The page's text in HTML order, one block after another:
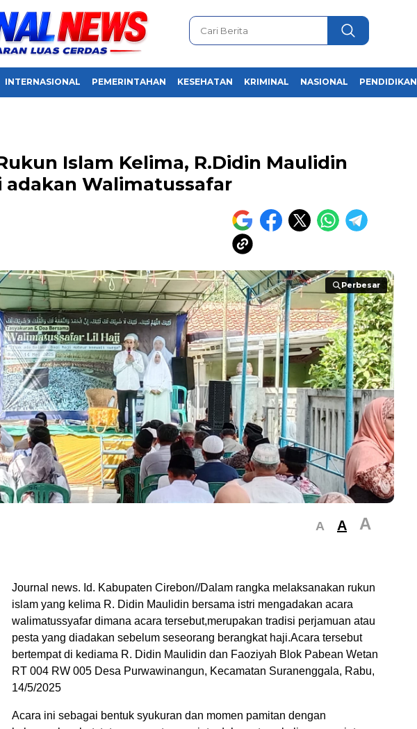
INTERNASIONAL PEMERINTAHAN KESEHATAN KRIMINAL NASIONAL PENDIDIKAN
Islam Kelima, R.Didin Maulidin
adakan Walimatussafar
Perbesar
Perbesar
A A A
Journal news. Id. Kabupaten Cirebon//Dalam rangka melaksanakan rukun
islam yang kelima R. Didin Maulidin bersama istri mengadakan acara
walimatussyafar dimana acara tersebut,merupakan tradisi perjamuan atau
pesta yang diadakan sebelum seseorang berangkat haji.Acara tersebut
bertempat di kediama R. Didin Maulidin dan Faoziyah Blok Pabean Wetan
RT 004 RW 005 Desa Purwawinangun, Kecamatan Suranenggala, Rabu,
14/5/2025
Acara ini sebagai bentuk syukuran dan momen pamitan dengan